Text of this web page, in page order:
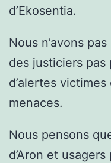
d’Ekosentia.
Nous n’avons
des justiciers pas
d’alertes
menaces.
Nous pensons
d’Aron et